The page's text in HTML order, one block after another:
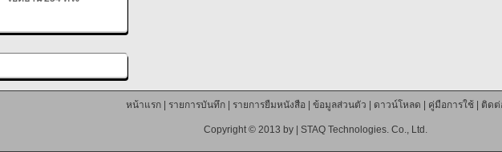
หน้าแรก| รายการบันทึก| รายการยืมหนังสือ ข้อมูลส่วนตัว ดาวน์โหลด คู่มือการใช้| ติดต่
Copyright © 2013 by | STAQ Technologies. Co., Ltd.